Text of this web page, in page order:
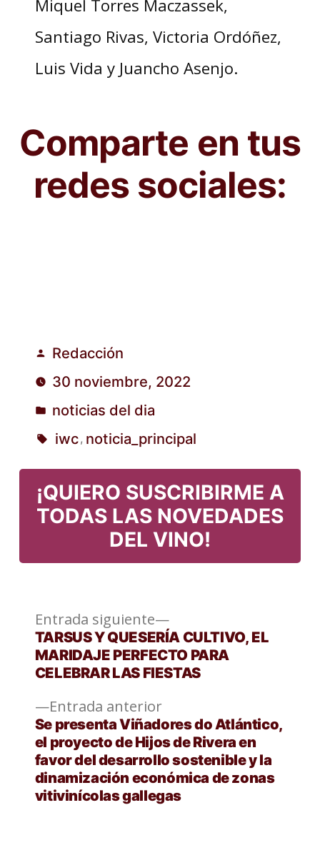
Miquel Torres Maczassek,
Santiago Rivas, Victoria Ordóñez,
Luis Vida y Juancho Asenjo.
Comparte en tus
redes sociales:
Publicado
por
Redacción
30 noviembre, 2022
Publicado
en
noticias del dia
iwc, noticia_principal
¡QUIERO SUSCRIBIRME A
TODAS LAS NOVEDADES
DEL VINO!
Navegación
de
entradas
Entrada anteriorEntrada
anterior:
Se presenta Viñadores do Atlántico,
el proyecto de Hijos de Rivera en
favor del desarrollo sostenible y la
dinamización económica de zonas
vitivinícolas gallegas
Entrada siguiente
Entrada
siguiente:
TARSUS Y QUESERÍA CULTIVO, EL
MARIDAJE PERFECTO PARA
CELEBRAR LAS FIESTAS